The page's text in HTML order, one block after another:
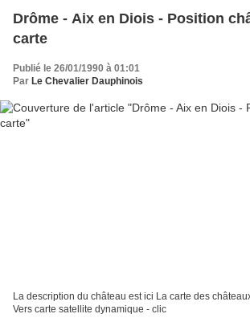
Drôme - Aix en Diois - Position
carte
Publié le 26/01/1990 à 01:01
Par Le Chevalier Dauphinois
La description du château est ici La carte des
Vers carte satellite dynamique - clic